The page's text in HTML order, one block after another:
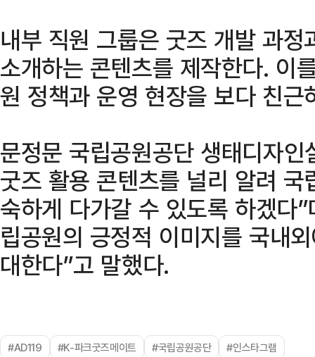
내부 직원 그룹은 굿즈 개발 과
소개하는 콘텐츠를 제작한다. 이
원 정책과 운영 현장을 보다 친근
문정문 국립공원공단 생태디자
굿즈 활용 콘텐츠를 널리 알려
숙하게 다가갈 수 있도록 하겠다
립공원의 긍정적 이미지를 국내
대한다”고 말했다.
#AD119 #K-파크굿즈메이트 #국립공원공단 #인스타그램